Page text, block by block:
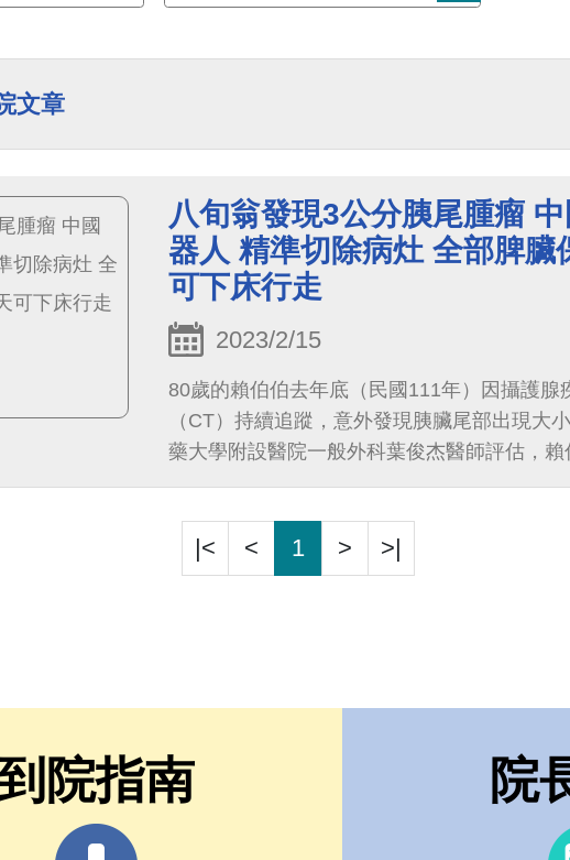
文章
八旬翁發現3公分胰尾腫瘤
器人 精準切除病灶 全部脾臟
可下床行走
2023/2/15
80歲的賴伯伯去年底（民國111年）因攝護腺
（CT）持續追蹤，意外發現胰臟尾部出現大
藥大學附設醫院一般外科葉俊杰醫師評估，
神經內分泌瘤或轉移性癌，雖然現階段無任
|< < 1 > >|
院指南 院